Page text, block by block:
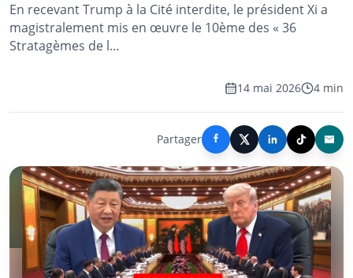
En recevant Trump à la Cité interdite, le président Xi a
magistralement mis en œuvre le 10ème des « 36
Stratagèmes de l…
14 mai 2026 4 min
Partager